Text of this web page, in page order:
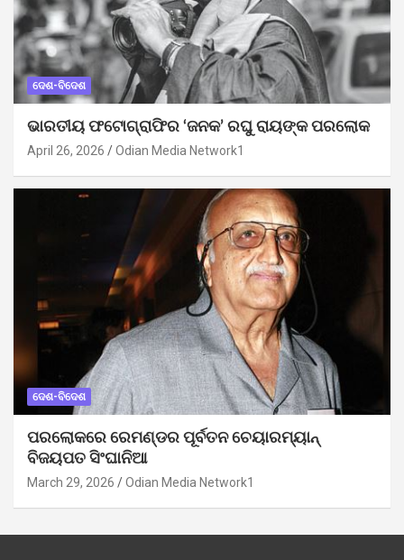
ଦେଶ-ବିଦେଶ
ଭାରତୀୟ ଫଟୋଗ୍ରାଫିର ‘ଜନକ’ ରଘୁ ରାୟଙ୍କ ପରଲୋକ
April 26, 2026 Odian Media Network1
ଦେଶ-ବିଦେଶ
ପରଲୋକରେ ରେମଣ୍ଡର ପୂର୍ବତନ ଚେୟାରମ୍ୟାନ୍
ବିଜୟପତ ସିଂଘାନିଆ
March 29, 2026 Odian Media Network1